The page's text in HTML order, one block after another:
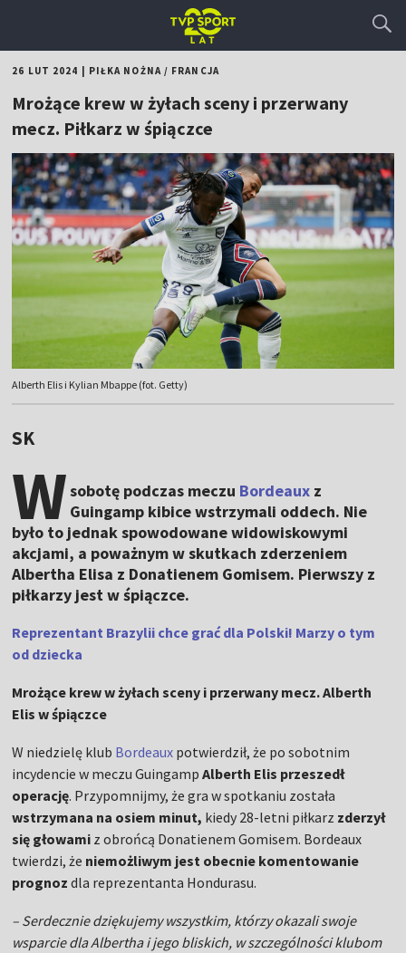
26 LUT 2024 PIŁKA NOŻNA/ FRANCJA
Mrożące krew w żyłach sceny i przerwany
mecz. Piłkarz w śpiączce
Alberth Elis i Kylian Mbappe (fot. Getty)
SK
Wsobotę podczas meczu Bordeaux z
Guingamp kibice wstrzymali oddech. Nie
było to jednak spowodowane widowiskowymi
akcjami, a poważnym w skutkach zderzeniem
Albertha Elisa z Donatienem Gomisem. Pierwszy z
piłkarzy jest w śpiączce.
Reprezentant Brazylii chce grać dla Polski! Marzy o tym
od dziecka
Mrożące krew w żyłach sceny i przerwany mecz. Alberth
Elis w śpiączce
W niedzielę klub Bordeaux potwierdził, że po sobotnim
incydencie w meczu GuingampAlberth Elis przeszedł
operację. Przypomnijmy, że gra w spotkaniu została
wstrzymana na osiem minut, kiedy 28-letni piłkarz zderzył
się głowami z obrońcą Donatienem Gomisem. Bordeaux
twierdzi, że niemożliwym jest obecnie komentowanie
prognoz dla reprezentanta Hondurasu.
– Serdecznie dziękujemy wszystkim, którzy okazali swoje
wsparcie dla Albertha i jego bliskich, w szczególności klubom